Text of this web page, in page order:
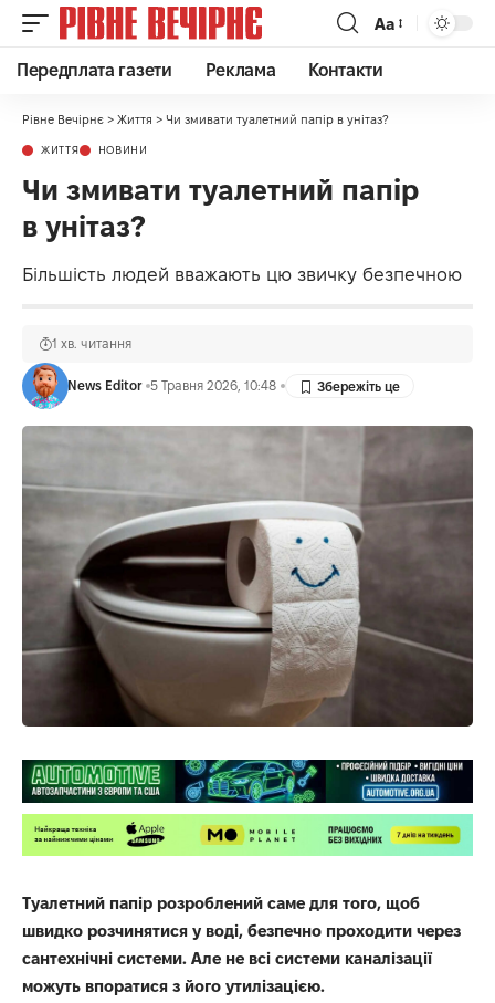
Аа
Передплата газети Реклама Контакти
Рівне Вечірнє > Життя > Чи змивати туалетний папір в унітаз?
ЖИТТЯ НОВИНИ
Чи змивати туалетний папір
в унітаз?
Більшість людей вважають цю звичку безпечною
News Editor 5 Травня 2026, 10:48
1 хв. читання
Туалетний папір розроблений саме для того, щоб
швидко розчинятися у воді, безпечно проходити через
сантехнічні системи. Але не всі системи каналізації
можуть впоратися з його утилізацією.